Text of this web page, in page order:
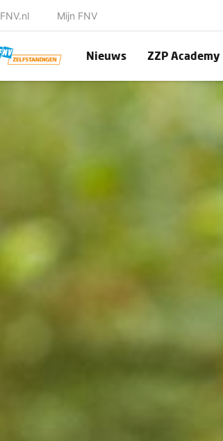
FNV.nl Mijn FNV
Nieuws ZZP Academy